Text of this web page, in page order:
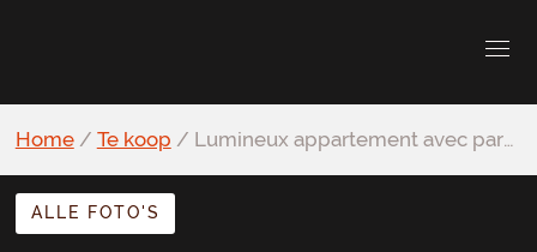
Home / Te koop / Lumineux appartement avec parking et terrasse
ALLE FOTO'S